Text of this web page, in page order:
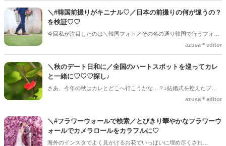
で今回の記事では、実際に結婚式を挙げた卒花嫁さんたちの声を参考
に、「これだけはやって損なし！」というおすすめ演出をご紹介して
いきます♡*。ゲストも新郎新婦も大満足できるアイデアをぜひチェッ
クしてみてくださいね♪
＼#韓国前撮りがキニナル♡／日本の前撮りの何が違うの？
を検証♡♡
今回私が注目したのは＼韓国フォト／その名の通り韓国で行うフォト
ウェディングのことです**確かに可愛いけど…日本の前撮りと何が違
韓国前撮り／についてのお話です♪
azusa＊editor
＼秋のデート日和に／全国のハートスポットを巡ってカレ
と一緒に♡♡♡探し♪
さあ、今年の秋はカレとどこへ行こうかな…？♪結婚式を控えたプレ
花嫁さんは、カレとのデートで結婚式用の写真をたくさん集めたいト
azusa＊editor
＼#フラワーウォールで検索／とびきり華やかなフラワーウ
ォールでカメラロールをカラフルに♡
海外のインスタでよく見かけるお花でいっぱいに埋め尽くされ